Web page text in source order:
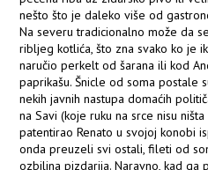
nešto što je daleko više od
Na severu tradicionalno može da
ribljeg kotlića, što zna svako ko je
naručio perkelt od šarana ili kod
paprikašu. Šnicle od soma postale
nekih javnih nastupa domaćih
na Savi (koje ruku na srce nisu
patentirao Renato u svojoj konobi
onda preuzeli svi ostali, fileti od
ozbiljna pizdarija. Naravno, kad ga